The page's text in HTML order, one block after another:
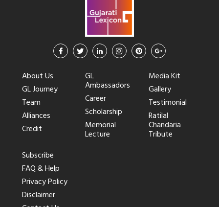
About Us
GL Journey
Team
Alliances
Credit
GL
Ambassadors
Career
Scholarship
Memorial
Lecture
Media Kit
Gallery
Testimonial
Ratilal
Chandaria
Tribute
Subscribe
FAQ & Help
Privacy Policy
Disclaimer